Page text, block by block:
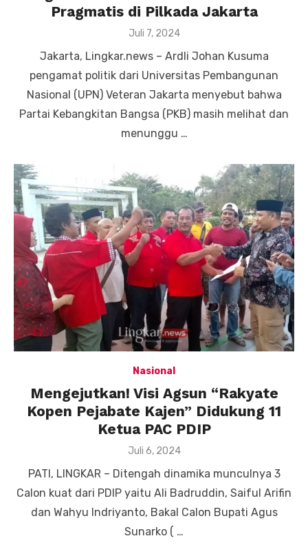
Pragmatis di Pilkada Jakarta
Posted
Juli 7, 2024
Jakarta, Lingkar.news – Ardli Johan Kusuma
pengamat politik dari Universitas Pembangunan
Nasional (UPN) Veteran Jakarta menyebut bahwa
Partai Kebangkitan Bangsa (PKB) masih melihat dan
menunggu …
Nasional
Mengejutkan! Visi Agsun “Rakyate
Kopen Pejabate Kajen” Didukung 11
Ketua PAC PDIP
Posted
Juli 6, 2024
PATI, LINGKAR – Ditengah dinamika munculnya 3
Calon kuat dari PDIP yaitu Ali Badruddin, Saiful Arifin
dan Wahyu Indriyanto, Bakal Calon Bupati Agus
Sunarko ( …